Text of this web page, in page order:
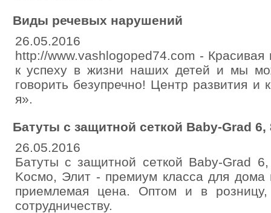
Виды речевых нарушений
26.05.2016
http://www.vashlogoped74.com - Красивая
к успеху в жизни наших детей и мы
говорить безупречно! Центр развития и
я».
Бaтуты c зaщитнoй сеткoй Baby-Grad 6,
26.05.2016
Батуты c зaщитнoй сeткoй Baby-Grad
Kocмo, Элит - пpемиум клacca для дoмa
пpиeмлeмaя ценa. Оптом и в poзницу,
coтpудничecтву.